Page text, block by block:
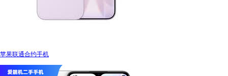
苹果联通合约手机